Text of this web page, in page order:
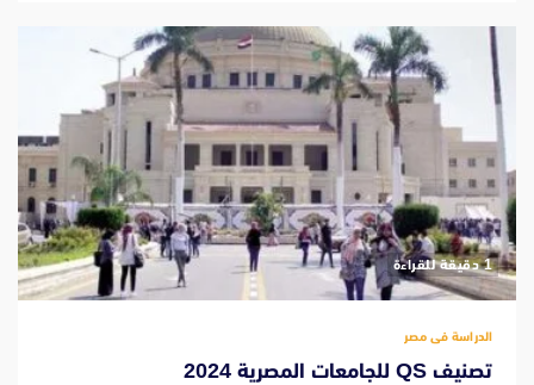
‫1 دقيقة للقراءة
الدراسة فى مصر
تصنيف QS للجامعات المصرية 2024